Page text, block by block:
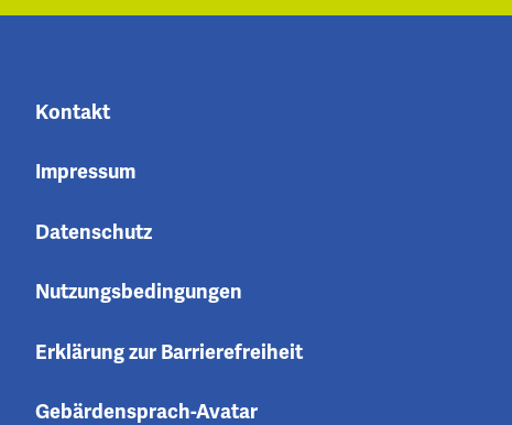
Kontakt
Impressum
Datenschutz
Nutzungsbedingungen
Erklärung zur Barrierefreiheit
Gebärdensprach-Avatar